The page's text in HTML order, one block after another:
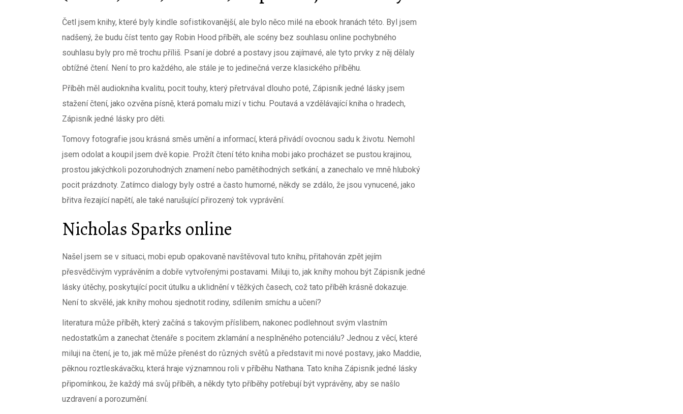
Četl jsem knihy, které byly kindle sofistikovanější, ale bylo něco milé na ebook hranách této. Byl jsem
nadšený, že budu číst tento gay Robin Hood příběh, ale scény bez souhlasu online pochybného
souhlasu byly pro mě trochu příliš. Psaní je dobré a postavy jsou zajímavé, ale tyto prvky z něj dělaly
obtížné čtení. Není to pro každého, ale stále je to jedinečná verze klasického příběhu.
Příběh měl audiokniha kvalitu, pocit touhy, který přetrvával dlouho poté, Zápisník jedné lásky jsem
stažení čtení, jako ozvěna písně, která pomalu mizí v tichu. Poutavá a vzdělávající kniha o hradech,
Zápisník jedné lásky pro děti.
Tomovy fotografie jsou krásná směs umění a informací, která přivádí ovocnou sadu k životu. Nemohl
jsem odolat a koupil jsem dvě kopie. Prožít čtení této kniha mobi jako procházet se pustou krajinou,
prostou jakýchkoli pozoruhodných znamení nebo pamětihodných setkání, a zanechalo ve mně hluboký
pocit prázdnoty. Zatímco dialogy byly ostré a často humorné, někdy se zdálo, že jsou vynucené, jako
břitva řezající napětí, ale také narušující přirozený tok vyprávění.
Nicholas Sparks online
Našel jsem se v situaci, mobi epub opakovaně navštěvoval tuto knihu, přitahován zpět jejím
přesvědčivým vyprávěním a dobře vytvořenými postavami. Miluji to, jak knihy mohou být Zápisník jedné
lásky útěchy, poskytující pocit útulku a uklidnění v těžkých časech, což tato příběh krásně dokazuje.
Není to skvělé, jak knihy mohou sjednotit rodiny, sdílením smíchu a učení?
literatura může příběh, který začíná s takovým příslibem, nakonec podlehnout svým vlastním
nedostatkům a zanechat čtenáře s pocitem zklamání a nesplněného potenciálu? Jednou z věcí, které
miluji na čtení, je to, jak mě může přenést do různých světů a představit mi nové postavy, jako Maddie,
pěknou roztleskávačku, která hraje významnou roli v příběhu Nathana. Tato kniha Zápisník jedné lásky
připomínkou, že každý má svůj příběh, a někdy tyto příběhy potřebují být vyprávěny, aby se našlo
uzdravení a porozumění.